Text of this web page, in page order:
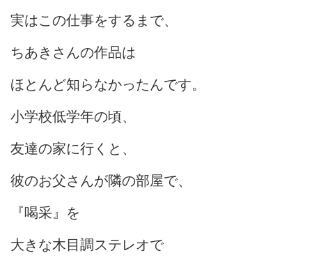
実はこの仕事をするまで、
ちあきさんの作品は
ほとんど知らなかったんです。
小学校低学年の頃、
友達の家に行くと、
彼のお父さんが隣の部屋で、
『喝采』を
大きな木目調ステレオで